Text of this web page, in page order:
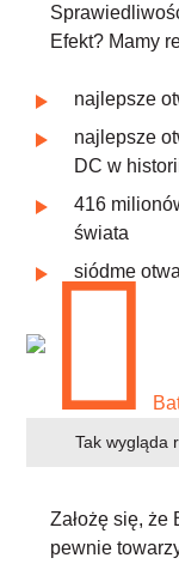
Efekt? Mamy
najlepsze
najlepsze
DC w
416
świata
siódme
Tak wygląda
Założę się, że
pewnie